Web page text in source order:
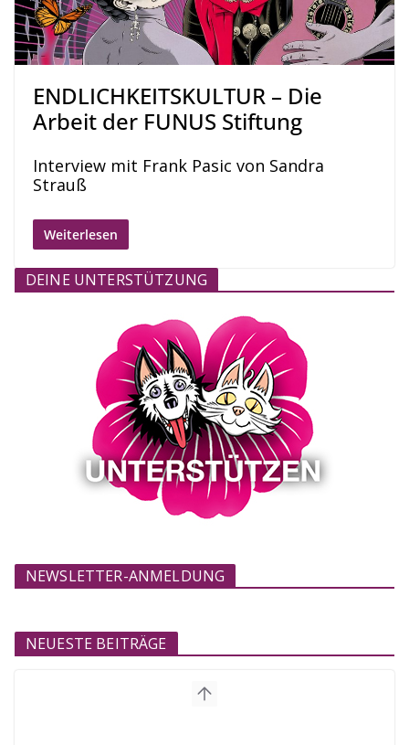
ENDLICHKEITSKULTUR – Die
Arbeit der FUNUS Stiftung
Interview mit Frank Pasic von Sandra
Strauß
Weiterlesen
DEINE UNTERSTÜTZUNG
NEWSLETTER-ANMELDUNG
NEUESTE BEITRÄGE